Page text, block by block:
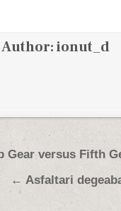
Author:ionut_d
Gear versus Fifth
← Asfaltari